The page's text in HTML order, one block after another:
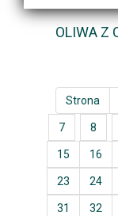
OLIWA Z
Strona
7 8
15 16
23 24
31 32